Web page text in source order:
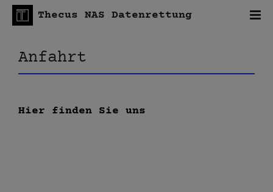
Thecus NAS Datenrettung
Anfahrt
Hier finden Sie uns